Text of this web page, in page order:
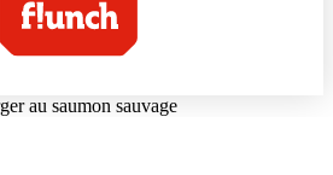
au saumon sauvage